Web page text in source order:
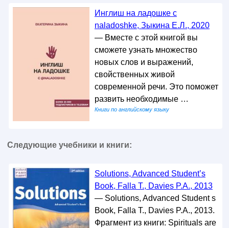
Инглиш на ладошке с
naladoshke, Зыкина Е.Л., 2020
— Вместе с этой книгой вы
сможете узнать множество
новых слов и выражений,
свойственных живой
современной речи. Это поможет
развить необходимые …
Книги по английскому языку
Следующие учебники и книги:
Solutions, Advanced Student’s
Book, Falla T., Davies P.A., 2013
— Solutions, Advanced Student s
Book, Falla T., Davies P.A., 2013.
Фрагмент из книги: Spirituals are